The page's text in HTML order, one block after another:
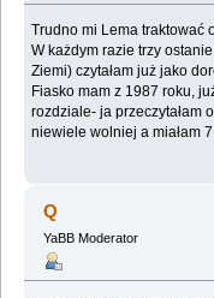
Trudno mi Lema traktować
W każdym razie trzy
Ziemi) czytałam już jako
Fiasko mam z 1987 roku,
rozdziale- ja przeczytałam
niewiele wolniej a miałam 7
Q
YaBB Moderator